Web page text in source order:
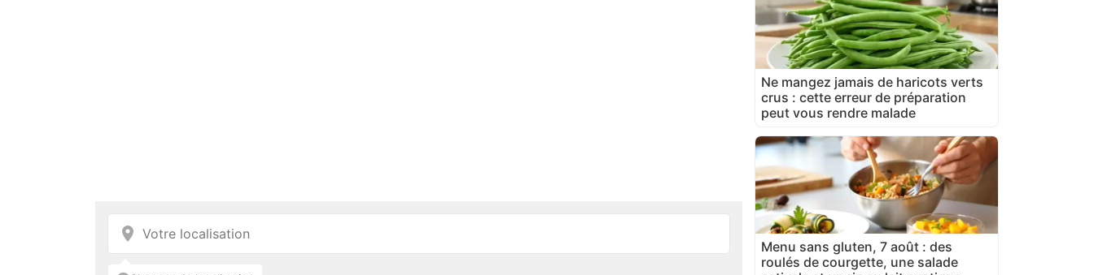
Ne mangez jamais de haricots verts
crus : cette erreur de préparation
peut vous rendre malade
Menu sans gluten, 7 août : des
roulés de courgette, une salade